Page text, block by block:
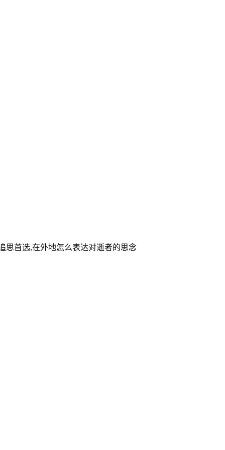
思首选,在外地怎么表达对逝者的思念